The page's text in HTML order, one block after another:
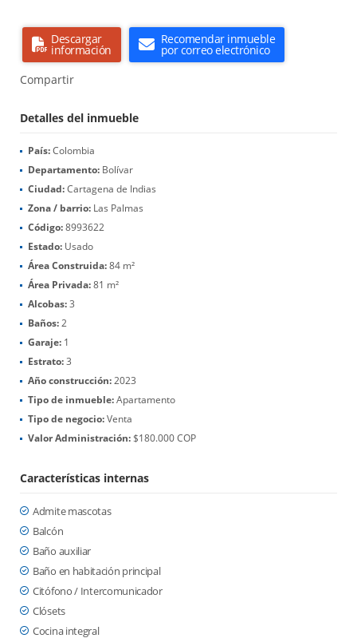
Descargar
información
Recomendar inmueble
por correo electrónico
Compartir
Detalles del inmueble
País:Colombia
Departamento: Bolívar
Ciudad:Cartagena de Indias
Zona / barrio: Las Palmas
Código:8993622
Estado: Usado
Área Construida:84 m²
Área Privada:81 m²
Alcobas:3
Baños:2
Garaje: 1
Estrato:3
Año construcción:2023
Tipo de inmueble:Apartamento
Tipo de negocio:Venta
Valor Administración:$180.000 COP
Características internas
Admite mascotas
Balcón
Baño auxiliar
Baño en habitación principal
Citófono / Intercomunicador
Clósets
Cocina integral